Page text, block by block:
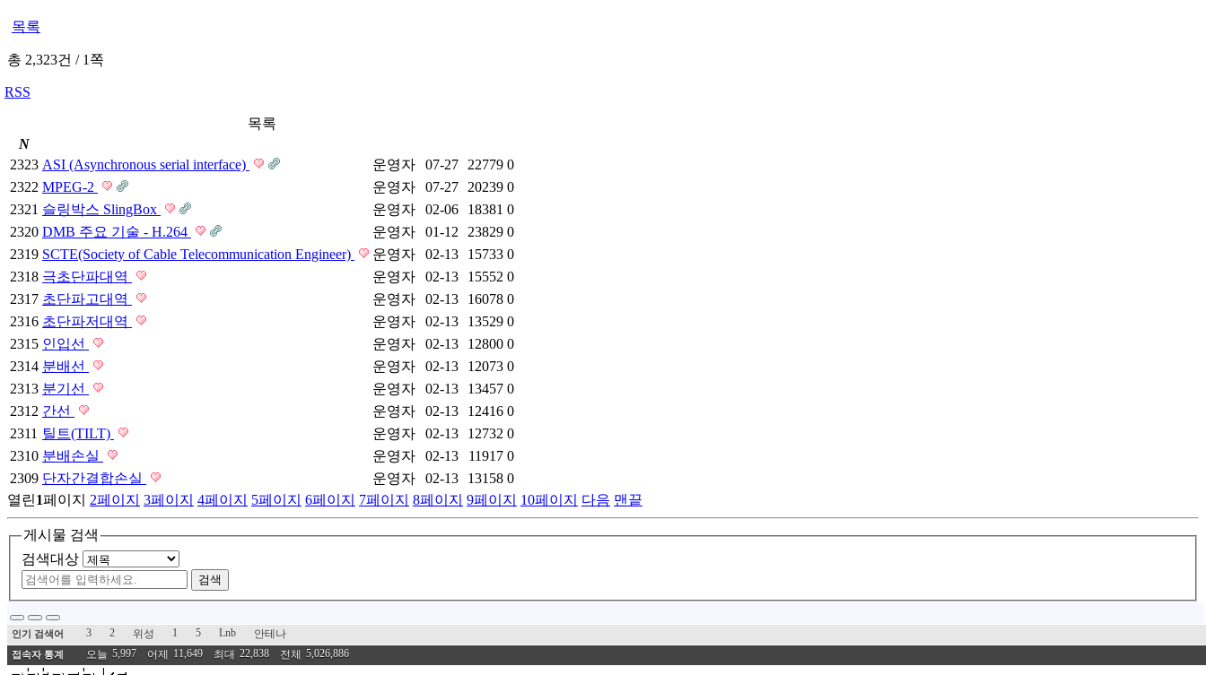
목록
총 2,323건 /1쪽
RSS
목록
N
2323 ASI (Asynchronous serial interface) 운영자 07-27 22779 0
2322 MPEG-2 운영자 07-27 20239 0
2321 슬링박스 SlingBox 운영자 02-06 18381 0
2320 DMB 주요 기술 - H.264 운영자 01-12 23829 0
2319 SCTE(Society of Cable Telecommunication Engineer) 운영자 02-13 15733 0
2318 극초단파대역 운영자 02-13 15552 0
2317 초단파고대역 운영자 02-13 16078 0
2316 초단파저대역 운영자 02-13 13529 0
2315 인입선 운영자 02-13 12800 0
2314 분배선 운영자 02-13 12073 0
2313 분기선 운영자 02-13 13457 0
2312 간선 운영자 02-13 12416 0
2311 틸트(TILT) 운영자 02-13 12732 0
2310 분배손실 운영자 02-13 11917 0
2309 단자간결합손실 운영자 02-13 13158 0
열린1페이지 2페이지 3페이지 4페이지 5페이지 6페이지 7페이지 8페이지 9페이지 10페이지 다음 맨끝
게시물 검색
검색대상
검색
인기 검색어 3 2 위성 1 5 Lnb 안테나
접속자 통계 오늘 5,997 어제 11,649 최대 22,838 전체 5,026,886